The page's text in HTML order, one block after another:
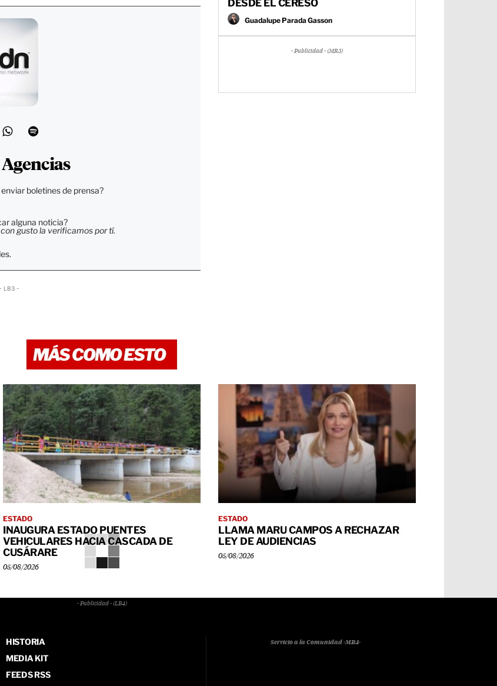
boletines de prensa?
alguna noticia?
gusto la verificamos por tí.
LB3 -
DESDE EL CERESO
Guadalupe Parada Gasson
- Publicidad - (MR3)
MÁS COMO ESTO
ESTADO
INAUGURA ESTADO PUENTES
VEHICULARES HACIA CASCADA DE
CUSÁRARE
05/08/2026
ESTADO
LLAMA MARU CAMPOS A RECHAZAR
LEY DE AUDIENCIAS
05/08/2026
- Publicidad - (LB4)
HISTORIA
MEDIA KIT
FEEDS RSS
Servicio a la Comunidad -MR4-